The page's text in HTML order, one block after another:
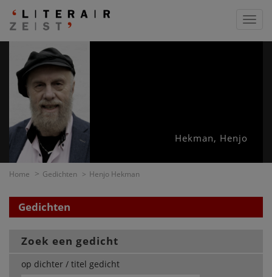
Hekman, Henjo
Home Gedichten Henjo Hekman
Gedichten
Zoek een gedicht
op dichter / titel gedicht